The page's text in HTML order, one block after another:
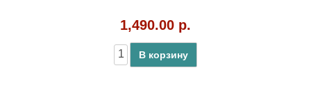
1,490.00 р.
В корзину